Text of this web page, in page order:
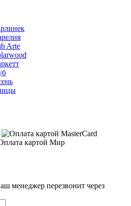
Arte
менеджер перезвонит через